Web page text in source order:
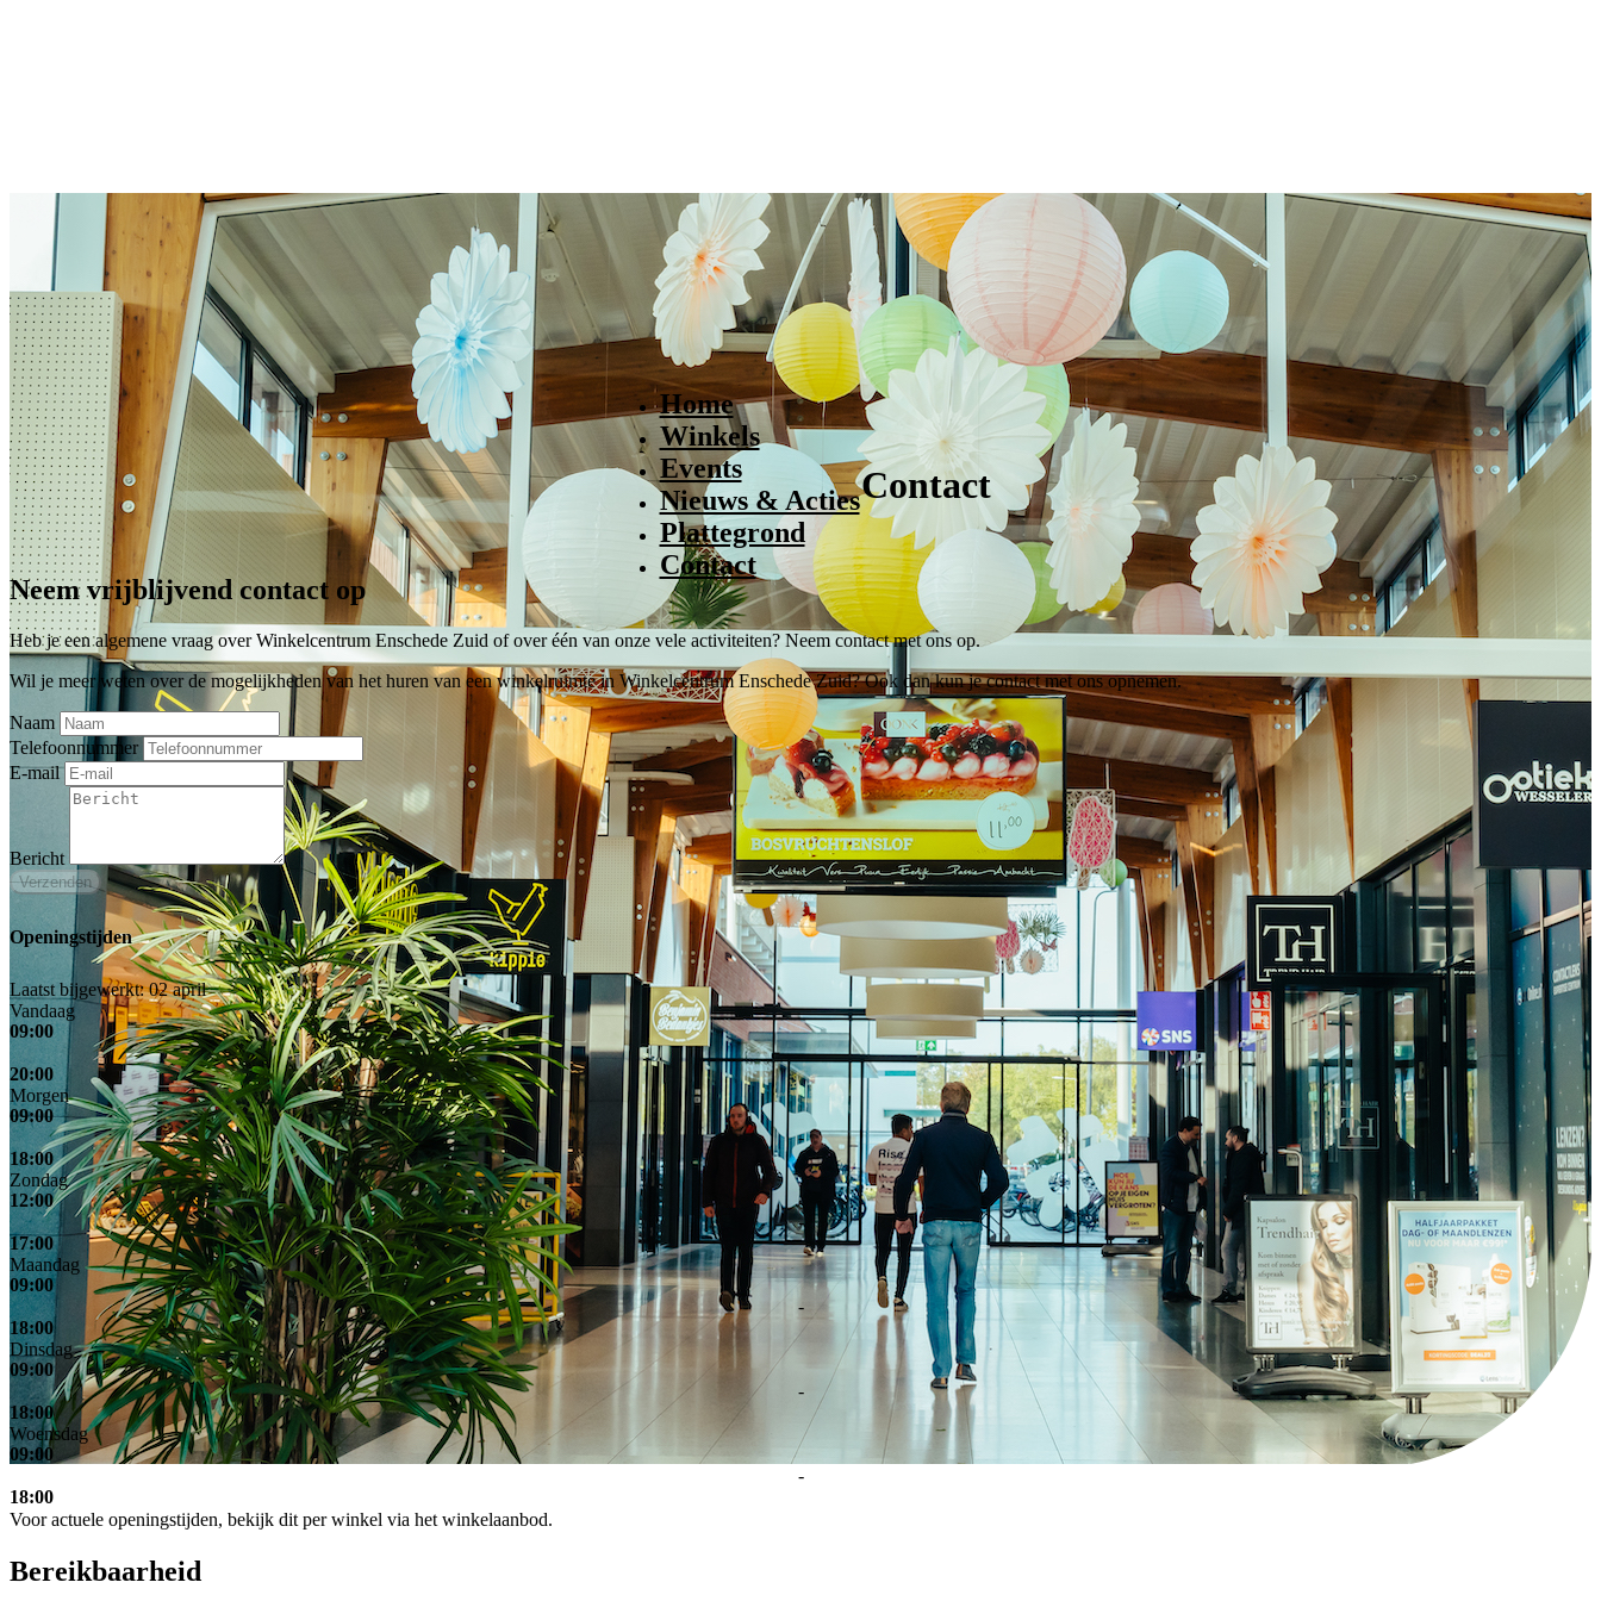
Home
Winkels
Events
Nieuws & Acties
Plattegrond
Contact
Contact
Neem vrijblijvend contact op
Heb je een algemene vraag over Winkelcentrum Enschede Zuid of over één van onze vele activiteiten? Neem contact met ons op.
Wil je meer weten over de mogelijkheden van het huren van een winkelruimte in Winkelcentrum Enschede Zuid? Ook dan kun je contact met ons opnemen.
Naam
Telefoonnummer
E-mail
Bericht
Openingstijden
Laatst bijgewerkt: 02 april
Vandaag
09:00
-
20:00
Morgen
09:00
-
18:00
Zondag
12:00
-
17:00
Maandag
09:00
-
18:00
Dinsdag
09:00
-
18:00
Woensdag
09:00
-
18:00
Voor actuele openingstijden, bekijk dit per winkel via het winkelaanbod.
Bereikbaarheid